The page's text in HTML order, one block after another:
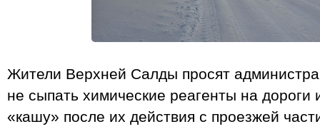
Жители Верхней Салды просят
не сыпать химические реагенты на дороги
«кашу» после их действия с проезжей